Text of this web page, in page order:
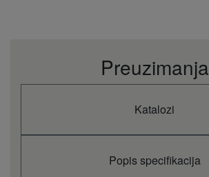
Preuzimanja
Katalozi
Popis specifikacija